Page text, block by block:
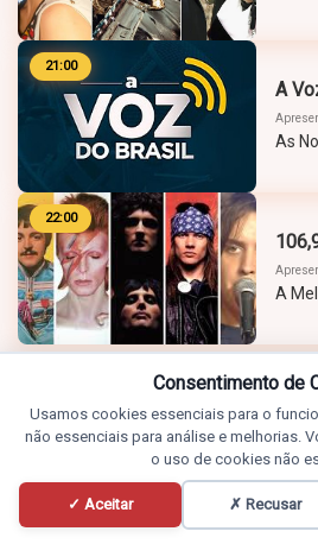
21:00
A
As
22:00
A
Consentimento de
Usamos cookies essenciais para o
não essenciais para análise e melhorias.
o uso de cookies não
✓ Aceitar ✗ Recusar